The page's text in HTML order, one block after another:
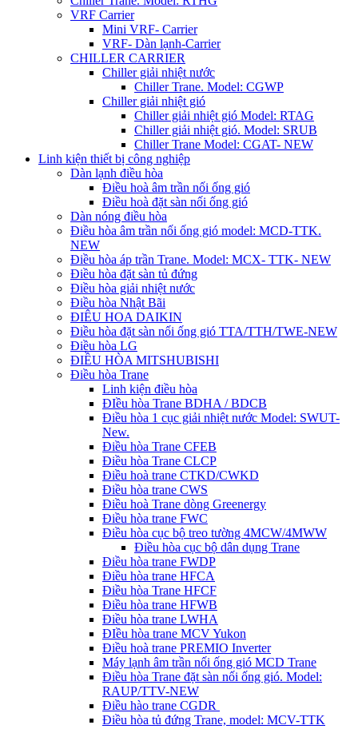
VRF Carrier
Mini VRF- Carrier
VRF- Dàn lạnh-Carrier
CHILLER CARRIER
Chiller giải nhiệt nước
Chiller Trane. Model: CGWP
Chiller giải nhiệt gió
Chiller giải nhiệt gió Model: RTAG
Chiller giải nhiệt gió. Model: SRUB
Chiller Trane Model: CGAT- NEW
Linh kiện thiết bị công nghiệp
Dàn lạnh điều hòa
Điều hoà âm trần nối ống gió
Điều hoà đặt sàn nối ống gió
Dàn nóng điều hòa
Điều hòa âm trần nối ống gió model: MCD-TTK.
NEW
Điều hòa áp trần Trane. Model: MCX- TTK- NEW
Điều hòa đặt sàn tủ đứng
Điều hòa giải nhiệt nước
Điều hòa Nhật Bãi
ĐIÊU HOA DAIKIN
Điều hòa đặt sàn nối ống gió TTA/TTH/TWE-NEW
Điều hòa LG
ĐIỀU HÒA MITSHUBISHI
Điều hòa Trane
Linh kiện điều hòa
ĐIều hòa Trane BDHA / BDCB
Điều hòa 1 cục giải nhiệt nước Model: SWUT-
New.
Điều hòa Trane CFEB
Điều hòa Trane CLCP
Điều hoà trane CTKD/CWKD
Điều hòa trane CWS
Điều hoà Trane dòng Greenergy
Điều hòa trane FWC
Điều hòa cục bộ treo tường 4MCW/4MWW
Điều hòa cục bộ dân dụng Trane
Điều hòa trane FWDP
Điều hòa trane HFCA
Điều hòa Trane HFCF
Điều hòa trane HFWB
Điều hòa trane LWHA
ĐIều hòa trane MCV Yukon
Điều hoà trane PREMIO Inverter
Máy lạnh âm trần nối ống gió MCD Trane
Điều hòa Trane đặt sàn nối ống gió. Model:
RAUP/TTV-NEW
Điều hào trane CGDR
Điều hòa tủ đứng Trane, model: MCV-TTK